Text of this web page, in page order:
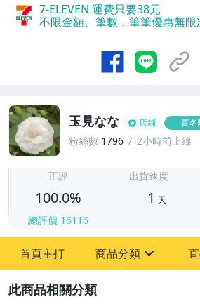
7-ELEVEN 運費只要38元
不限金額、筆數，筆筆優惠無限
玉見なな 店鋪 實名
粉絲數 1796 2小時前上線
正評
100.0%
總評價 16116
出貨速度
1 天
首頁主打 商品分類